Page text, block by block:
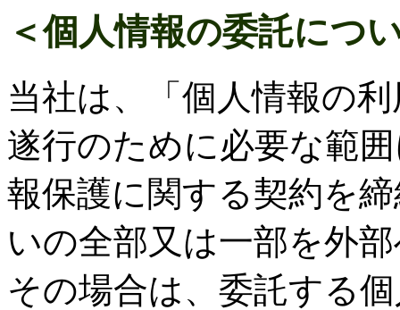
＜個人情報の委託につ
当社は、「個人情報の
遂行のために必要な範
報保護に関する契約を
いの全部又は一部を外
その場合は、委託する